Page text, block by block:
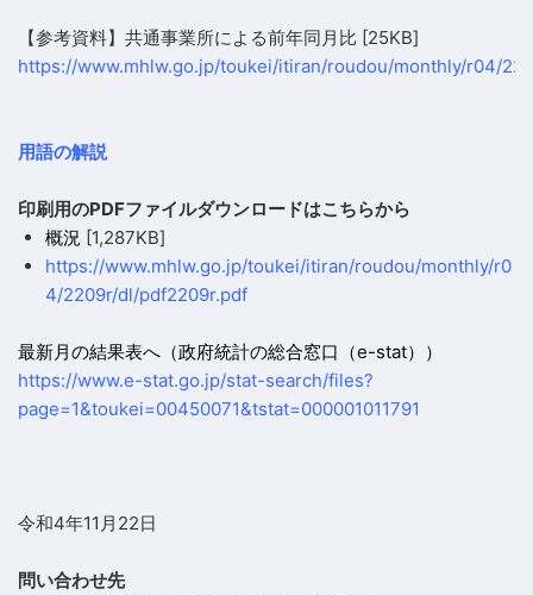
【参考資料】共通事業所による前年同月比 [25KB]
https://www.mhlw.go.jp/toukei/itiran/roudou/monthly/r04/
用語の解説
印刷用のPDFファイルダウンロードはこちらから
概況 [1,287KB]
https://www.mhlw.go.jp/toukei/itiran/roudou/monthly/r0
4/2209r/dl/pdf2209r.pdf
最新月の結果表へ（政府統計の総合窓口（e-stat））
https://www.e-stat.go.jp/stat-search/files?
page=1&toukei=00450071&tstat=000001011791
令和4年11月22日
問い合わせ先